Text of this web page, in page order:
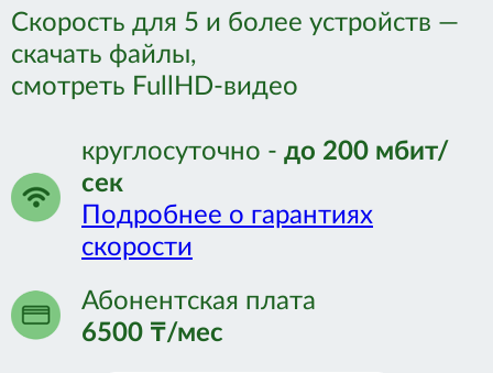
Связаться с нами:
+7 (771) 058-15-55
+7 (7142) 22-08-60
Скорость для 5 и более устройств —
скачать файлы,
смотреть FullHD-видео
круглосуточно - до 200 мбит/
сек
Подробнее о гарантиях
скорости
Абонентская плата
6500 ₸/мес